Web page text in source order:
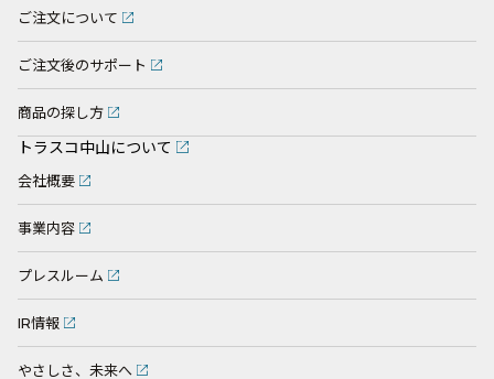
ご注文について
ご注文後のサポート
商品の探し方
トラスコ中山について
会社概要
事業内容
プレスルーム
IR情報
やさしさ、未来へ